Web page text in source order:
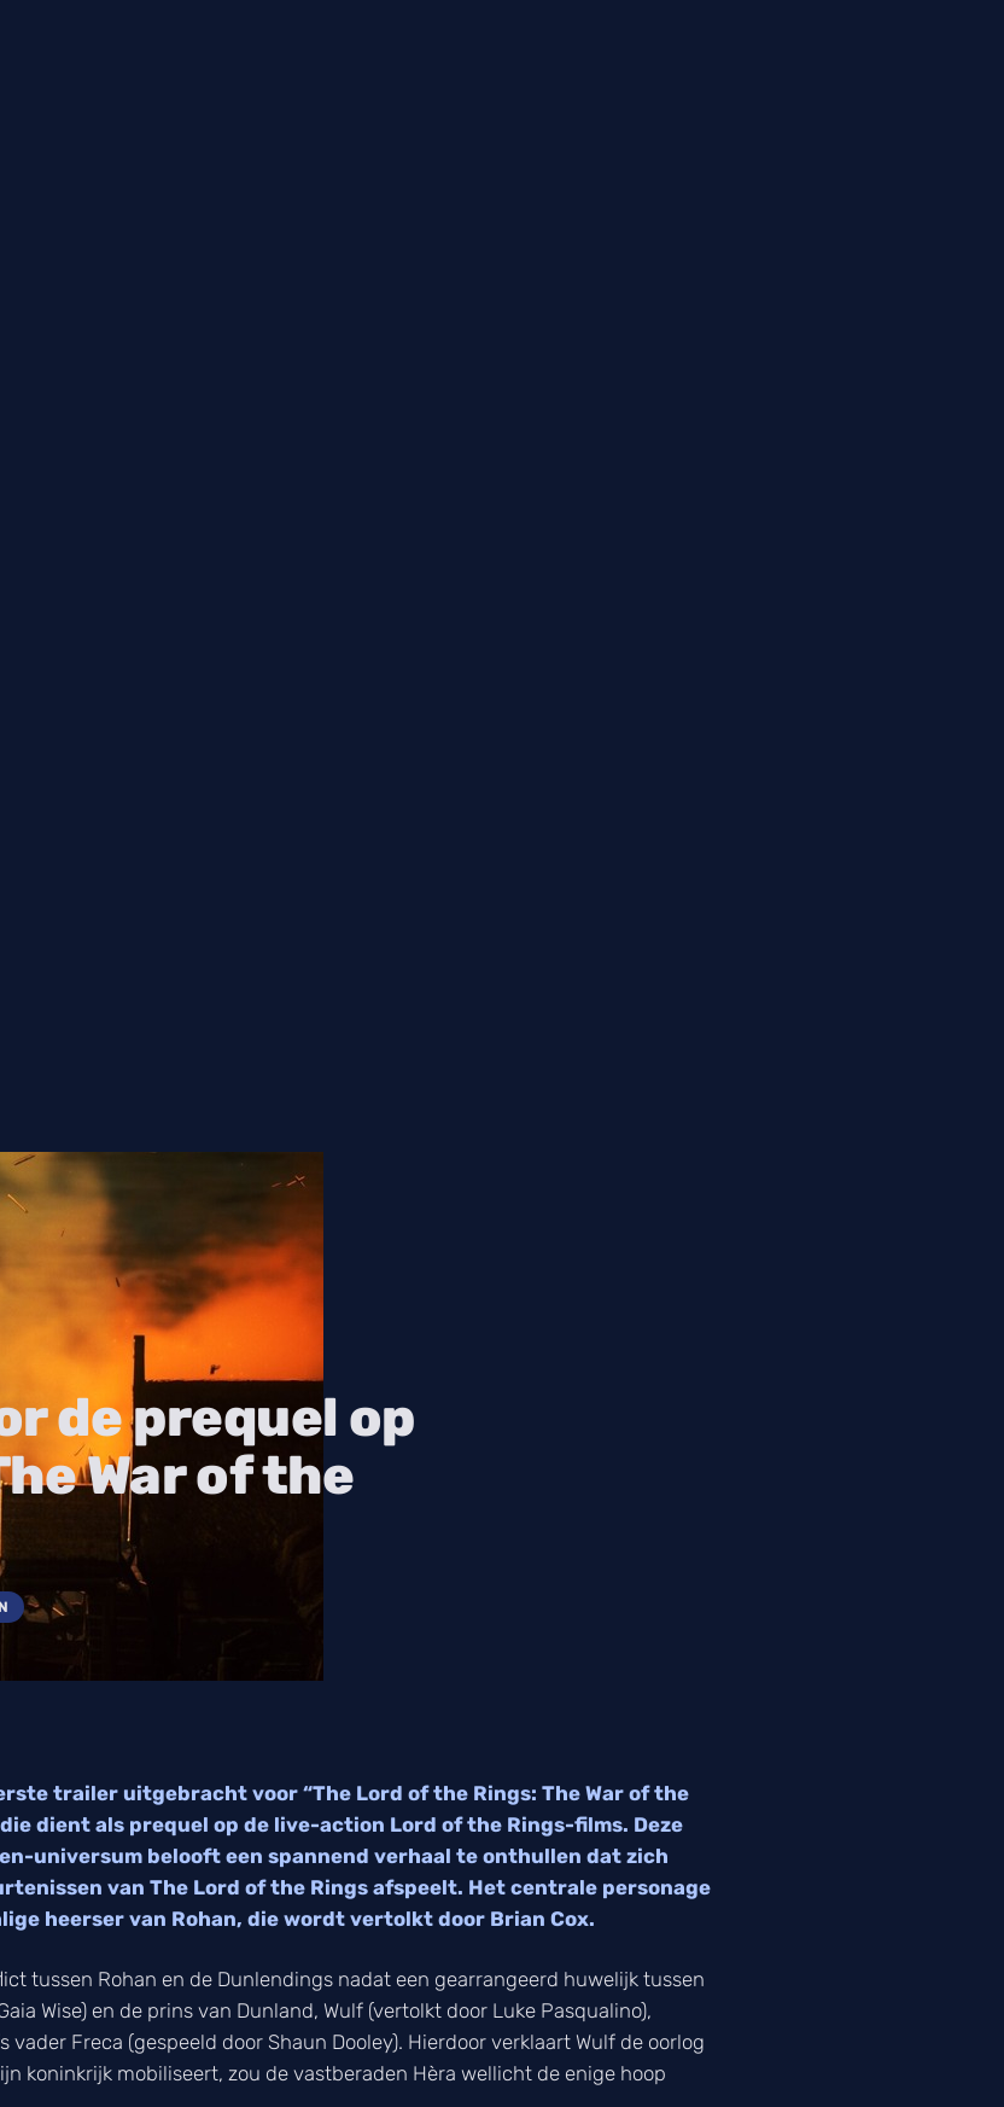
de prequel op
War of the
trailer uitgebracht voor “The Lord of the Rings: The War of the
dient als prequel op de live-action Lord of the Rings-films. Deze
universum belooft een spannend verhaal te onthullen dat zich
van The Lord of the Rings afspeelt. Het centrale personage
heerser van Rohan, die wordt vertolkt door Brian Cox.
tussen Rohan en de Dunlendings nadat een gearrangeerd huwelijk tussen
Wise) en de prins van Dunland, Wulf (vertolkt door Luke Pasqualino),
Freca (gespeeld door Shaun Dooley). Hierdoor verklaart Wulf de oorlog
koninkrijk mobiliseert, zou de vastberaden Hèra wellicht de enige hoop